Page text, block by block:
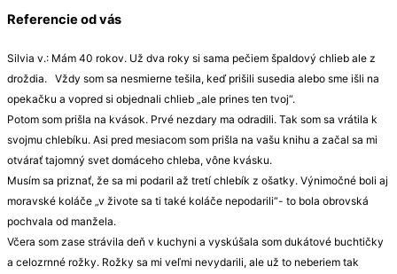
Referencie od vás
Silvia v.: Mám 40 rokov. Už dva roky si sama pečiem špaldový chlieb ale z
droždia. Vždy som sa nesmierne tešila, keď prišili susedia alebo sme išli na
opekačku a vopred si objednali chlieb „ale prines ten tvoj“.
Potom som prišla na kvások. Prvé nezdary ma odradili. Tak som sa vrátila k
svojmu chlebíku. Asi pred mesiacom som prišla na vašu knihu a začal sa mi
otvárať tajomný svet domáceho chleba, vône kvásku.
Musím sa priznať, že sa mi podaril až tretí chlebík z ošatky. Výnimočné boli aj
moravské koláče „v živote sa ti také koláče nepodarili“- to bola obrovská
pochvala od manžela.
Včera som zase strávila deň v kuchyni a vyskúšala som dukátové buchtičky
a celozrnné rožky. Rožky sa mi veľmi nevydarili, ale už to neberiem tak